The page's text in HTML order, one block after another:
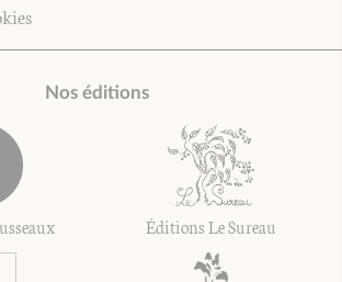
Nos éditions
Éditions Le Sureau